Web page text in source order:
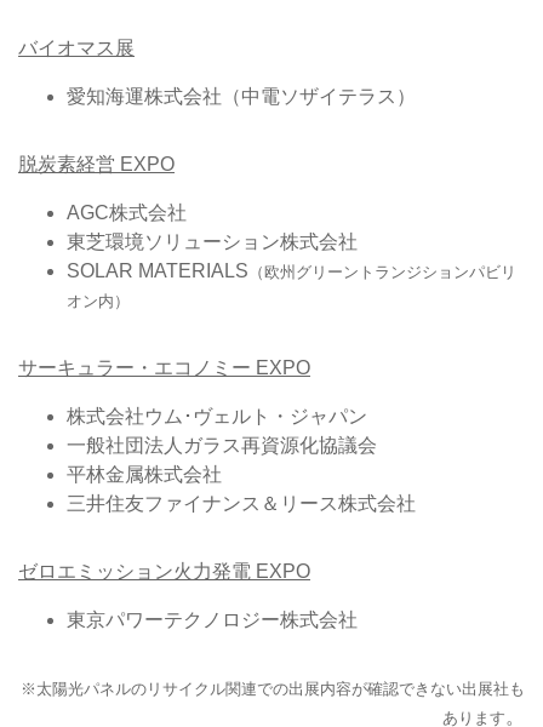
バイオマス展
愛知海運株式会社（中電ソザイテラス）
脱炭素経営 EXPO
AGC株式会社
東芝環境ソリューション株式会社
SOLAR MATERIALS （欧州グリーントランジションパビリ
オン内）
サーキュラー・エコノミー EXPO
株式会社ウム･ヴェルト・ジャパン
一般社団法人ガラス再資源化協議会
平林金属株式会社
三井住友ファイナンス＆リース株式会社
ゼロエミッション火力発電 EXPO
東京パワーテクノロジー株式会社
※太陽光パネルのリサイクル関連での出展内容が確認できない出展社も
あります 。